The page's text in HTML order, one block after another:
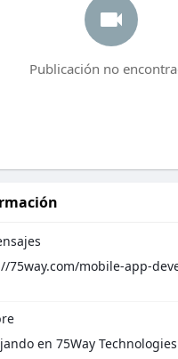
Publicación no
75way.com/mobile-app-
en 75Way Technologies